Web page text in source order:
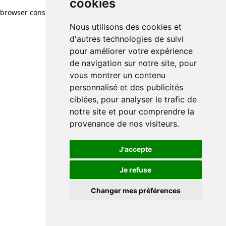
cookies
Nous utilisons des cookies et
d'autres technologies de suivi
pour améliorer votre expérience
de navigation sur notre site, pour
vous montrer un contenu
personnalisé et des publicités
ciblées, pour analyser le trafic de
notre site et pour comprendre la
provenance de nos visiteurs.
J'accepte
Je refuse
Changer mes préférences
browser console for more information)